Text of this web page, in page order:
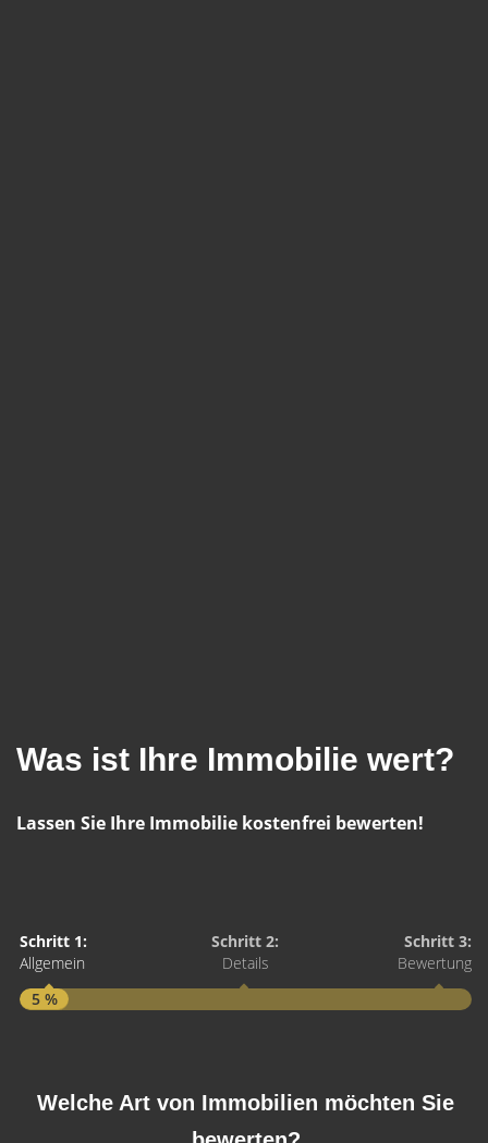
Was ist Ihre Immobilie wert?
Lassen Sie Ihre Immobilie kostenfrei bewerten!
Schritt 1:
Allgemein
Schritt 2:
Details
Schritt 3:
Bewertung
5 %
Welche Art von Immobilien möchten Sie